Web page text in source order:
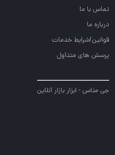
تماس با ما
درباره ما
قوانین/شرایط خدمات
پرسش های متداول
جی متاس - ابزار بازار آنلاین